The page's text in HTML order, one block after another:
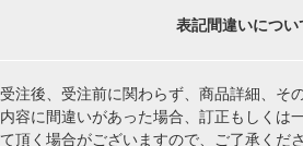
表記間違いについ
受注後、受注前に関わらず、商品詳細、そ
内容に間違いがあった場合、訂正もしくは
て頂く場合がございますので、ご了承くださ